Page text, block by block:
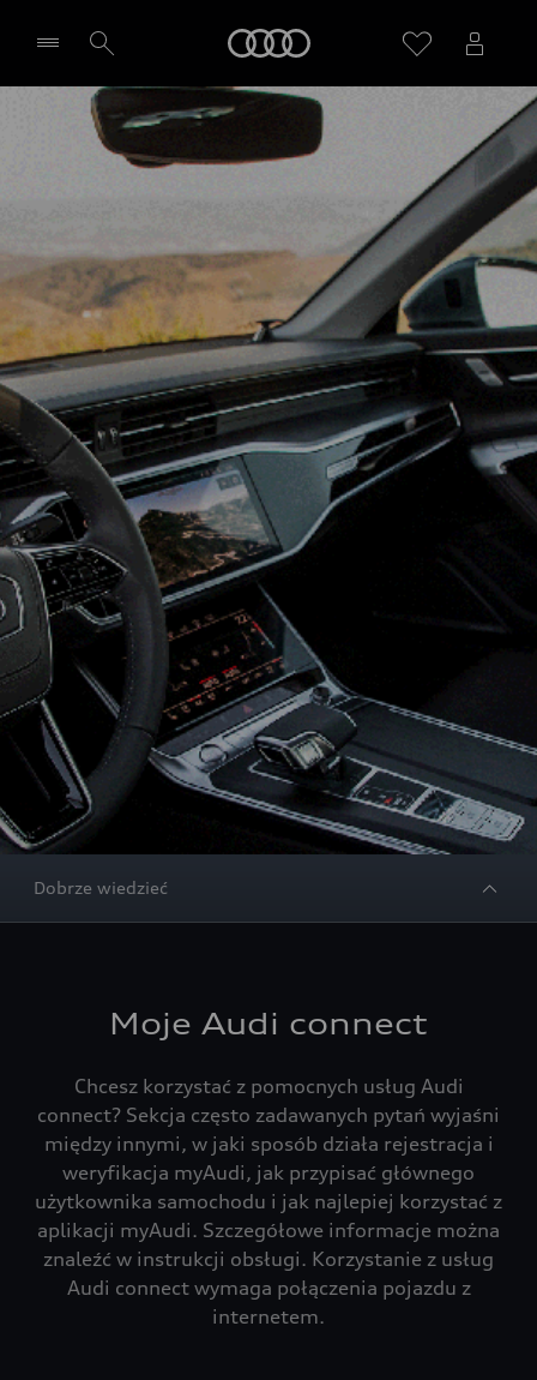
Wybierz Twojego Partnera Audi
Dobrze wiedzieć
Moje Audi connect
Chcesz korzystać z pomocnych usług Audi
connect? Sekcja często zadawanych pytań wyjaśni
między innymi, w jaki sposób działa rejestracja i
weryfikacja myAudi, jak przypisać głównego
użytkownika samochodu i jak najlepiej korzystać z
aplikacji myAudi. Szczegółowe informacje można
znaleźć w instrukcji obsługi. Korzystanie z usług
Audi connect wymaga połączenia pojazdu z
internetem.